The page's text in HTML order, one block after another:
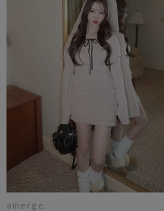
amerge.